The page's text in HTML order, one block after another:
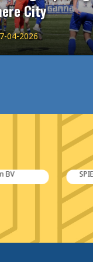
City
04-2026
Engineering